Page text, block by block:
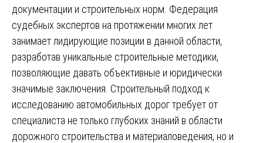
документации и строительных норм. Федерация
судебных экспертов на протяжении многих лет
занимает лидирующие позиции в данной области,
разработав уникальные строительные методики,
позволяющие давать объективные и юридически
значимые заключения. Строительный подход к
исследованию автомобильных дорог требует от
специалиста не только глубоких знаний в области
дорожного строительства и материаловедения, но и